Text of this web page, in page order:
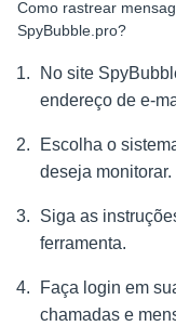
Como rastrear
SpyBubble.pro?
No site
endereço de e-
Escolha o
deseja monitorar.
Siga as
ferramenta.
Faça login em
chamadas e